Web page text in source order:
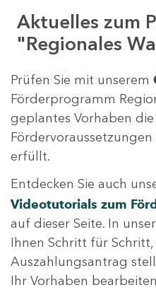
Aktuelles zum
"Regionales
Prüfen Sie mit unserem
Förderprogramm
geplantes Vorhaben
erfüllt.
Entdecken Sie auch
Videotutorials zum
auf dieser Seite. In
Ihnen Schritt für Schritt,
Auszahlungsantrag
Ihr Vorhaben